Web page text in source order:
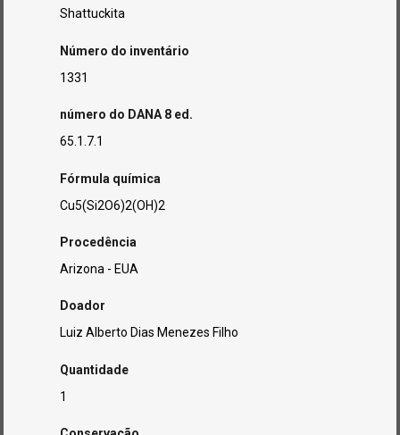
Shattuckita
Número do inventário
1331
número do DANA 8 ed.
65.1.7.1
Fórmula química
Cu5(Si2O6)2(OH)2
Procedência
Arizona - EUA
Doador
Luiz Alberto Dias Menezes Filho
Quantidade
1